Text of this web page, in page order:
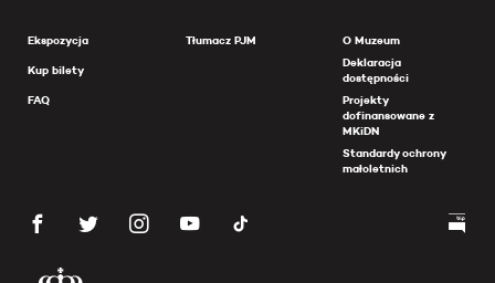
Ekspozycja
Kup bilety
FAQ
Tłumacz PJM
O Muzeum
Deklaracja
dostępności
Projekty
dofinansowane z
MKiDN
Standardy ochrony
małoletnich